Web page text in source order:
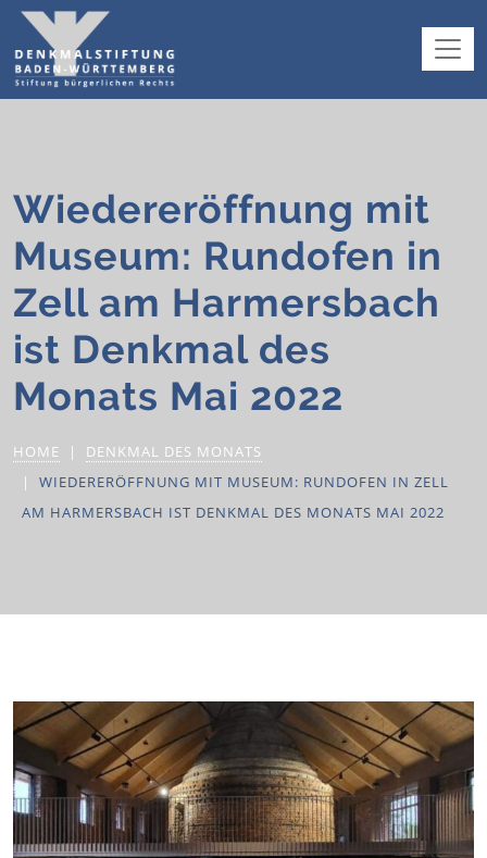
Wiedereröffnung mit
Museum: Rundofen in
Zell am Harmersbach
ist Denkmal des
Monats Mai 2022
HOME
DENKMAL DES MONATS
WIEDERERÖFFNUNG MIT MUSEUM: RUNDOFEN IN ZELL
AM HARMERSBACH IST DENKMAL DES MONATS MAI 2022